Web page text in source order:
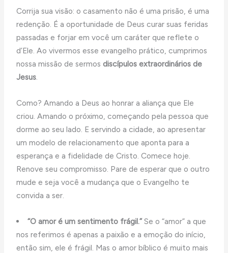
Corrija sua visão: o casamento não é uma prisão, é uma
redenção. É a oportunidade de Deus curar suas feridas
passadas e forjar em você um caráter que reflete o
d’Ele. Ao vivermos esse evangelho prático, cumprimos
nossa missão de sermosdiscípulos extraordinários de
Jesus.
Como? Amando a Deus ao honrar a aliança que Ele
criou. Amando o próximo, começando pela pessoa que
dorme ao seu lado. E servindo a cidade, ao apresentar
um modelo de relacionamento que aponta para a
esperança e a fidelidade de Cristo. Comece hoje.
Renove seu compromisso. Pare de esperar que o outro
mude e seja você a mudança que o Evangelho te
convida a ser.
“O amor é um sentimento frágil.”Se o “amor” a que
nos referimos é apenas a paixão e a emoção do início,
então sim, ele é frágil. Mas o amor bíblico é muito mais